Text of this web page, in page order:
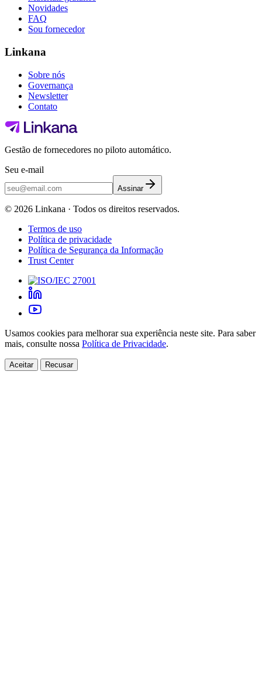
Novidades
FAQ
Sou fornecedor
Linkana
Sobre nós
Governança
Newsletter
Contato
Gestão de fornecedores no piloto automático.
Seu e-mail
Assinar
© 2026 Linkana · Todos os direitos reservados.
Termos de uso
Política de privacidade
Política de Segurança da Informação
Trust Center
Usamos cookies para melhorar sua experiência neste site. Para saber
mais, consulte nossa Política de Privacidade.
Aceitar Recusar